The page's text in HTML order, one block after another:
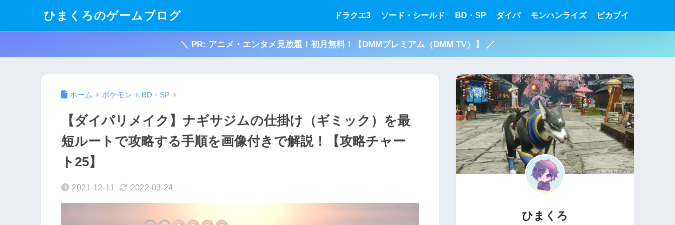
ひまくろのゲームブログ ドラクエ3 ソード・シールド BD・SP ダイパ モンハンライズ ピカブイ
＼ PR: アニメ・エンタメ見放題！初月無料！【DMMプレミアム（DMM TV）】 ／
ホーム ポケモン BD・SP
【ダイパリメイク】ナギサジムの仕掛け（ギミック）を最
短ルートで攻略する手順を画像付きで解説！【攻略チャー
ト25】
2021-12-11 2022-03-24
ひまくろ